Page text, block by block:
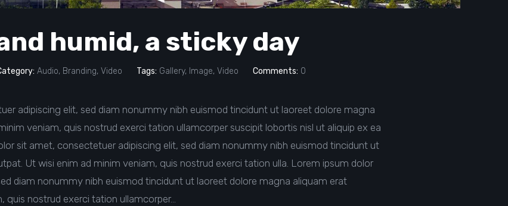
humid, a sticky day
Audio, Branding, Video Tags: Gallery, Image, Video Comments: 0
adipiscing elit, sed diam nonummy nibh euismod tincidunt ut laoreet dolore magna
veniam, quis nostrud exerci tation ullamcorper suscipit lobortis nisl ut aliquip ex ea
sit amet, consectetuer adipiscing elit, sed diam nonummy nibh euismod tincidunt ut
Ut wisi enim ad minim veniam, quis nostrud exerci tation ulla. Lorem ipsum dolor
diam nonummy nibh euismod tincidunt ut laoreet dolore magna aliquam erat
nostrud exerci tation ullamcorper…